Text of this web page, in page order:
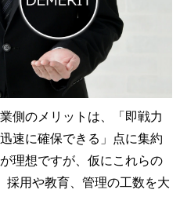
側のメリットは、「即戦力
速に確保できる」点に集約
理想ですが、仮にこれらの
採用や教育、管理の工数を大